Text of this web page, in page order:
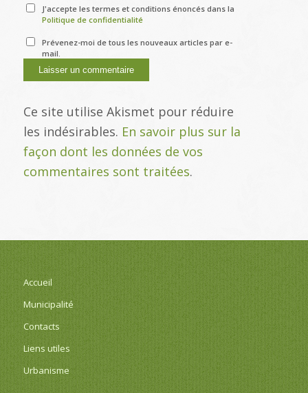
J'accepte les termes et conditions énoncés dans la
Politique de confidentialité
Prévenez-moi de tous les nouveaux articles par e-
mail.
Ce site utilise Akismet pour réduire
les indésirables. En savoir plus sur la
façon dont les données de vos
commentaires sont traitées.
Accueil
Municipalité
Contacts
Liens utiles
Urbanisme